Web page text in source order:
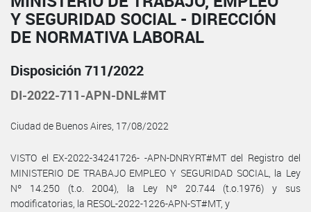
Y SEGURIDAD SOCIAL - DIRECCIÓN
DE NORMATIVA LABORAL
Disposición 711/2022
DI-2022-711-APN-DNL#MT
Ciudad de Buenos Aires, 17/08/2022
VISTO el EX-2022-34241726- -APN-DNRYRT#MT del Registro del
MINISTERIO DE TRABAJO EMPLEO Y SEGURIDAD SOCIAL, la Ley
Nº 14.250 (t.o. 2004), la Ley Nº 20.744 (t.o.1976) y sus
modificatorias, la RESOL-2022-1226-APN-ST#MT, y